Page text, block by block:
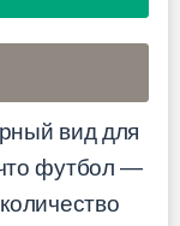
вид для
футбол —